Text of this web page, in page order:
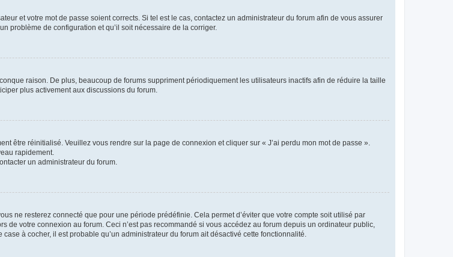
et votre mot de passe soient corrects. Si tel est le cas, contactez un administrateur du forum afin de vous assurer
problème de configuration et qu’il soit nécessaire de la corriger.
raison. De plus, beaucoup de forums suppriment périodiquement les utilisateurs inactifs afin de réduire la taille
plus activement aux discussions du forum.
être réinitialisé. Veuillez vous rendre sur la page de connexion et cliquer sur « J’ai perdu mon mot de passe ».
rapidement.
un administrateur du forum.
ne resterez connecté que pour une période prédéfinie. Cela permet d’éviter que votre compte soit utilisé par
de votre connexion au forum. Ceci n’est pas recommandé si vous accédez au forum depuis un ordinateur public,
à cocher, il est probable qu’un administrateur du forum ait désactivé cette fonctionnalité.